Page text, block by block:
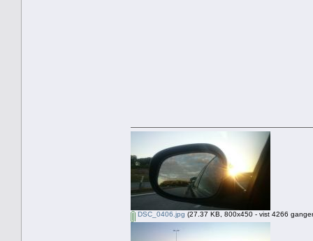
DSC_0406.jpg (27.37 KB, 800x450 - vist 4266